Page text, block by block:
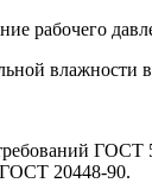
рабочего
ГОСТ
20448-90.